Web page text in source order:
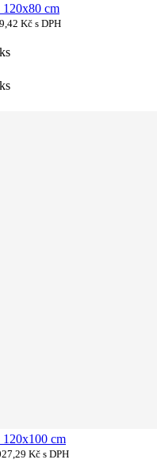
cm
Kč s DPH
ks
ks
cm
Kčs DPH